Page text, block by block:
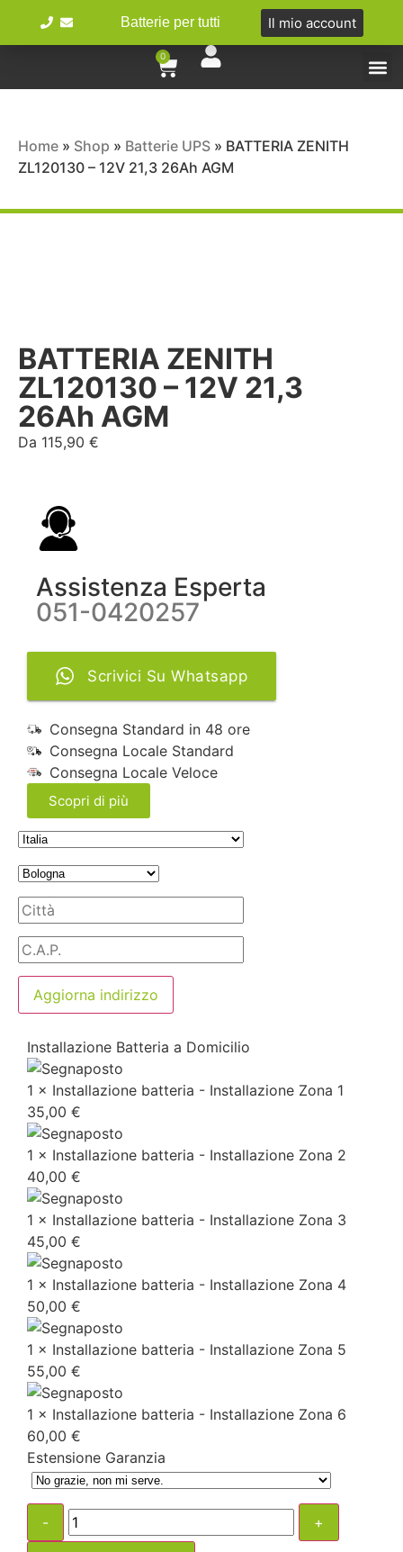
Batterie per tutti Il mio account
0
Home » Shop » Batterie UPS » BATTERIA ZENITH
ZL120130 – 12V 21,3 26Ah AGM
BATTERIA ZENITH
ZL120130 – 12V 21,3
26Ah AGM
Da 115,90 €
Assistenza Esperta
051-0420257
Scrivici Su Whatsapp
Consegna Standard in 48 ore
Consegna Locale Standard
Consegna Locale Veloce
Scopri di più
Aggiorna indirizzo
Installazione Batteria a Domicilio
1 × Installazione batteria - Installazione Zona 1
35,00 €
1 × Installazione batteria - Installazione Zona 2
40,00 €
1 × Installazione batteria - Installazione Zona 3
45,00 €
1 × Installazione batteria - Installazione Zona 4
50,00 €
1 × Installazione batteria - Installazione Zona 5
55,00 €
1 × Installazione batteria - Installazione Zona 6
60,00 €
Estensione Garanzia
- +